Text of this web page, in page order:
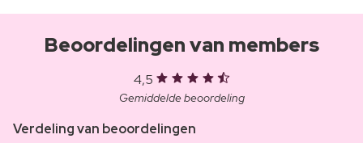
Beoordelingen van members
4,5
Gemiddelde beoordeling
Verdeling van beoordelingen